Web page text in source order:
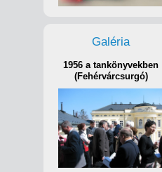
Galéria
1956 a tankönyvekben
(Fehérvárcsurgó)